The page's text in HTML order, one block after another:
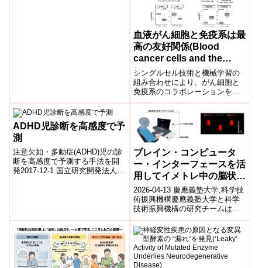
血液がん細胞と免疫系は最
高の友好関係(Blood
cancer cells and the
immune system are best
frenemies)
シングルセル技術と機械学習の
組み合わせにより、がん細胞と
免疫系のコラボレーションを発
見。A combination of single-cell
techniq...
ADHD児診断を高感度で予
測
注意欠如・多動症(ADHD)児の診
断を高感度で予測する手法を開
発2017-12-1 国立研究開発法人
ブレイン・コンピュータ
ー・インターフェースを活
用してイメトレ中の脳状態
を可視化することで運動能
力を向上 －健常者のパフ
ォーマンス向上やスポー
ツ、人間拡張分野への応用
に道－
2026-04-13 慶應義塾大学,科学技
術振興機構慶應義塾大学と科学
技術振興機構の研究チームは、
ブレイン・コンピューター・イ
ンターフェース（BCI）を用い
て、...